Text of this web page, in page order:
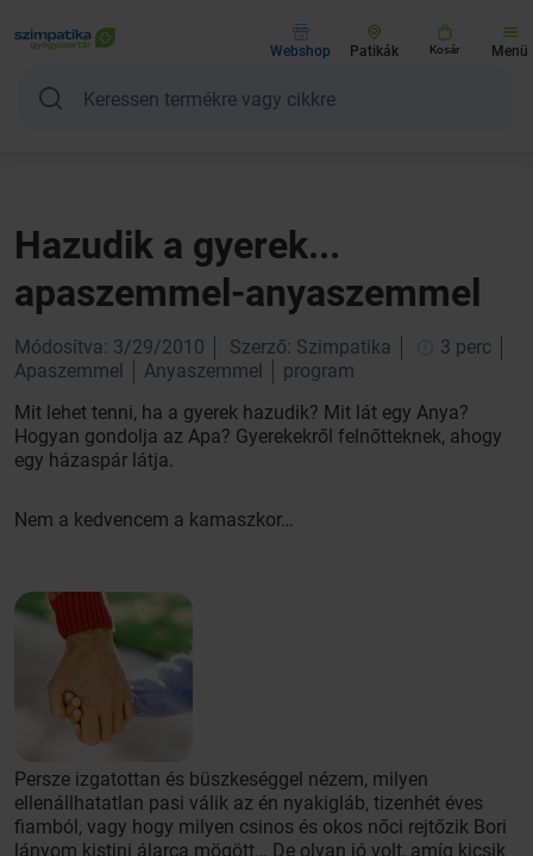
Webshop Patikák Kosár Menü
Hazudik a gyerek...
apaszemmel-anyaszemmel
Módosítva: 3/29/2010 Szerző: Szimpatika
3 perc
Apaszemmel
Anyaszemmel
program
Mit lehet tenni, ha a gyerek hazudik? Mit lát egy Anya?
Hogyan gondolja az Apa? Gyerekekről felnőtteknek, ahogy
egy házaspár látja.
Nem a kedvencem a kamaszkor…
Persze izgatottan és büszkeséggel nézem, milyen
ellenállhatatlan pasi válik az én nyakigláb, tizenhét éves
fiamból, vagy hogy milyen csinos és okos nőci rejtőzik Bori
lányom kistini álarca mögött… De olyan jó volt, amíg kicsik